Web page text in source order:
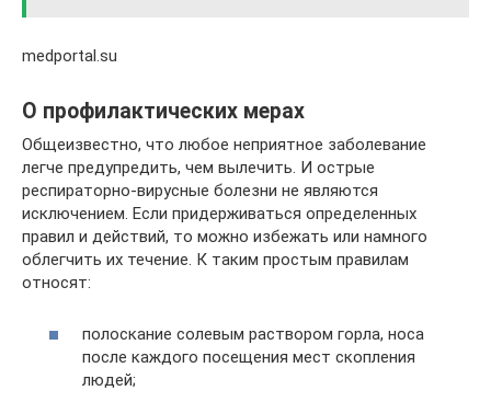
medportal.su
О профилактических мерах
Общеизвестно, что любое неприятное заболевание
легче предупредить, чем вылечить. И острые
респираторно-вирусные болезни не являются
исключением. Если придерживаться определенных
правил и действий, то можно избежать или намного
облегчить их течение. К таким простым правилам
относят:
полоскание солевым раствором горла, носа
после каждого посещения мест скопления
людей;